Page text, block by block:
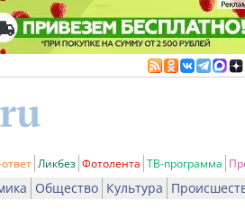
Ликбез Фотолента ТВ-программа
Общество Культура